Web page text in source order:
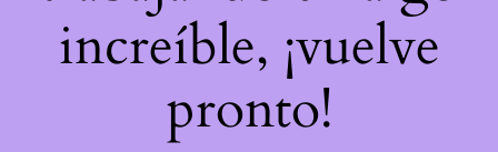
increíble, ¡vuelve
pronto!